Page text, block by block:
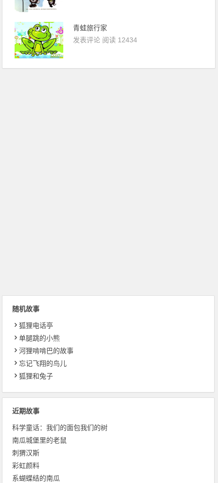
青蛙旅行家
发表评论 阅读 12434
随机故事
狐狸电话亭
单腿跳的小熊
河狸啃啃巴的故事
忘记飞翔的鸟儿
狐狸和兔子
近期故事
科学童话：我们的面包我们的树
南瓜城堡里的老鼠
刺猬汉斯
彩虹颜料
系蝴蝶结的南瓜